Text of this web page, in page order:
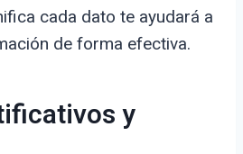
cada dato te ayudará a
de forma efectiva.
y